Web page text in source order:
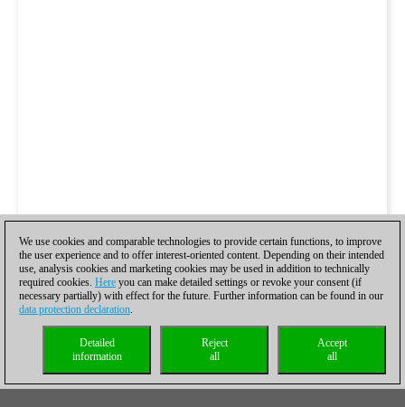
We use cookies and comparable technologies to provide certain functions, to improve
the user experience and to offer interest-oriented content. Depending on their intended
use, analysis cookies and marketing cookies may be used in addition to technically
required cookies. Here you can make detailed settings or revoke your consent (if
necessary partially) with effect for the future. Further information can be found in our
data protection declaration.
Accept
all
Reject
all
Detailed
information